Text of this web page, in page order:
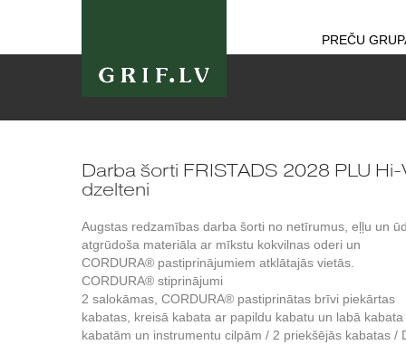
PREČU
Darba šorti FRISTADS 2028 PLU Hi-
dzelteni
Augstas redzamības darba šorti no netīrumus, eļļu un
atgrūdoša materiāla ar mīkstu kokvilnas oderi un
CORDURA® pastiprinājumiem atklātajās vietās.
CORDURA® stiprinājumi
2 salokāmas, CORDURA® pastiprinātas brīvi piekārtas
kabatas, kreisā kabata ar papildu kabatu un labā
kabatām un instrumentu cilpām / 2 priekšējās kabatas /